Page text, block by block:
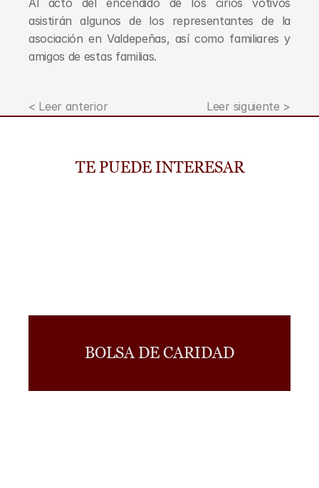
Al acto del encendido de los cirios votivos
asistirán algunos de los representantes de la
asociación en Valdepeñas, así como familiares y
amigos de estas familias.
< Leer anterior Leer siguiente >
TE PUEDE INTERESAR
BOLSA DE CARIDAD